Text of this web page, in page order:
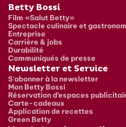
Pied de page
Betty Bossi
Film «Salut Betty»
Spectacle culinaire et
Entreprise
Carrière & jobs
Durabilité
Communiqués de presse
Newsletter et Service
S'abonner à la newsletter
Mon Betty Bossi
Réservation d’espaces
Carte-cadeaux
Application de recettes
Green Betty